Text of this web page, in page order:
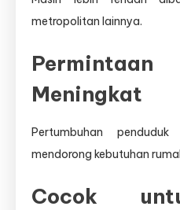
metropolitan lainnya.
Meningkat
Pertumbuhan
mendorong kebutuhan
Cocok